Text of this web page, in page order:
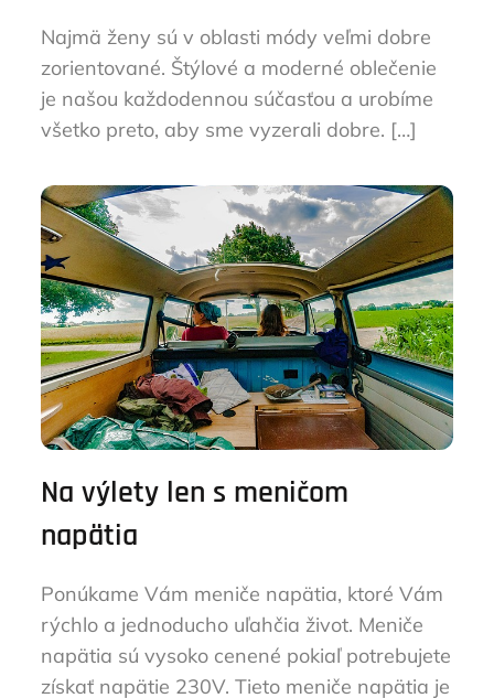
Najmä ženy sú v oblasti módy veľmi dobre
zorientované. Štýlové a moderné oblečenie
je našou každodennou súčasťou a urobíme
všetko preto, aby sme vyzerali dobre. […]
Na výlety len s meničom
napätia
Ponúkame Vám meniče napätia, ktoré Vám
rýchlo a jednoducho uľahčia život. Meniče
napätia sú vysoko cenené pokiaľ potrebujete
získať napätie 230V. Tieto meniče napätia je